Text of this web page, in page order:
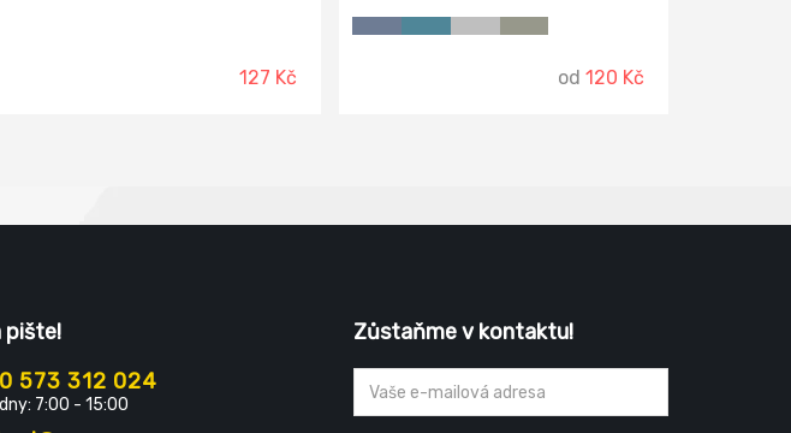
127 Kč od 120 Kč
pište!
573 312 024
7:00 - 15:00
Zůstaňme v kontaktu!